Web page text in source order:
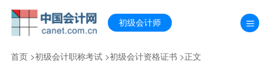
初级会计师
首页>初级会计职称考试>初级会计资格证书 >正文